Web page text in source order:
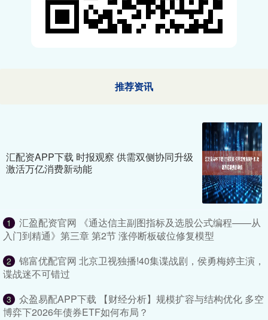
推荐资讯
汇配资APP下载 时报观察 供需双侧协同升级
激活万亿消费新动能
1
汇盈配资官网 《通达信主副图指标及选股公式编程——从
入门到精通》第三章 第2节 涨停断板破位修复模型
2
锦富优配官网 北京卫视独播!40集谍战剧，侯勇梅婷主演，
谍战迷不可错过
3
众盈易配APP下载 【财经分析】规模扩容与结构优化 多空
博弈下2026年债券ETF如何布局？